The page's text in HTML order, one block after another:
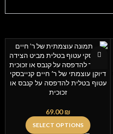
דיוקן עוצמתי של ר’ חיים קנייבסקי
עטוף בטלית להדפסה על קנבס או
זכוכית
69.00₪
SELECT OPTIONS